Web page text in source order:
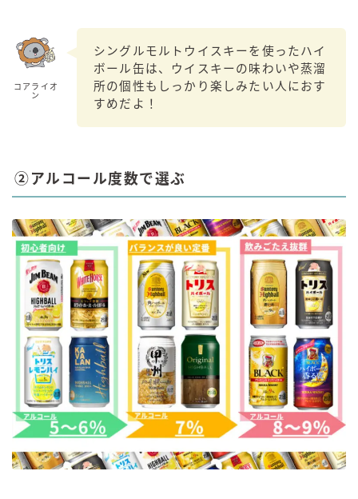
コアライオ
ン
シングルモルトウイスキーを使ったハイ
ボール缶は、ウイスキーの味わいや蒸溜
所の個性もしっかり楽しみたい人におす
すめだよ！
②アルコール度数で選ぶ